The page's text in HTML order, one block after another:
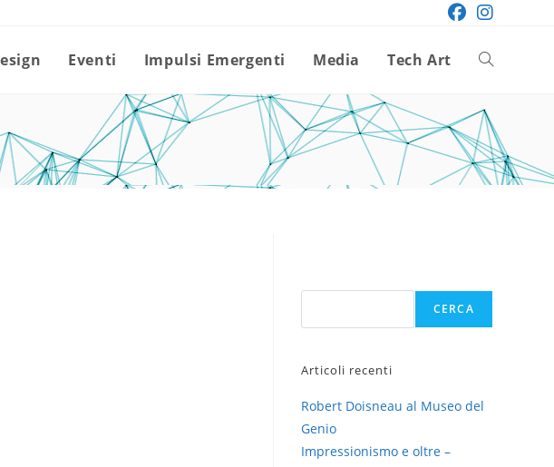
Eventi Impulsi Emergenti Media Tech Art Attiva/
la
sito
CERCA
Articoli recenti
Robert Doisneau al Museo del
Genio
Impressionismo e oltre –